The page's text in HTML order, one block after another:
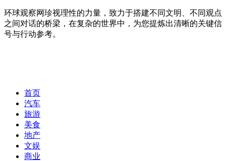
环球观察网珍视理性的力量，致力于搭建不同文明、不同观点
之间对话的桥梁，在复杂的世界中，为您提炼出清晰的关键信
号与行动参考。
首页
汽车
旅游
美食
地产
文娱
商业